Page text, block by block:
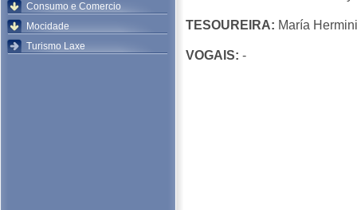
Consumo e Comercio
Mocidade
Turismo Laxe
TESOUREIRA: María
VOGAIS: -